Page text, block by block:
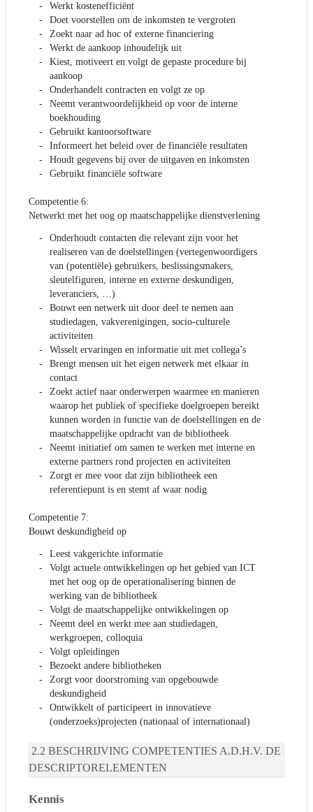
Werkt kostenefficiënt
Doet voorstellen om de inkomsten te vergroten
Zoekt naar ad hoc of externe financiering
Werkt de aankoop inhoudelijk uit
Kiest, motiveert en volgt de gepaste procedure bij
aankoop
Onderhandelt contracten en volgt ze op
Neemt verantwoordelijkheid op voor de interne
boekhouding
Gebruikt kantoorsoftware
Informeert het beleid over de financiële resultaten
Houdt gegevens bij over de uitgaven en inkomsten
Gebruikt financiële software
Competentie 6:
Netwerkt met het oog op maatschappelijke dienstverlening
Onderhoudt contacten die relevant zijn voor het
realiseren van de doelstellingen (vertegenwoordigers
van (potentiële) gebruikers, beslissingsmakers,
sleutelfiguren, interne en externe deskundigen,
leveranciers, …)
Bouwt een netwerk uit door deel te nemen aan
studiedagen, vakverenigingen, socio-culturele
activiteiten
Wisselt ervaringen en informatie uit met collega’s
Brengt mensen uit het eigen netwerk met elkaar in
contact
Zoekt actief naar onderwerpen waarmee en manieren
waarop het publiek of specifieke doelgroepen bereikt
kunnen worden in functie van de doelstellingen en de
maatschappelijke opdracht van de bibliotheek
Neemt initiatief om samen te werken met interne en
externe partners rond projecten en activiteiten
Zorgt er mee voor dat zijn bibliotheek een
referentiepunt is en stemt af waar nodig
Competentie 7:
Bouwt deskundigheid op
Leest vakgerichte informatie
Volgt actuele ontwikkelingen op het gebied van ICT
met het oog op de operationalisering binnen de
werking van de bibliotheek
Volgt de maatschappelijke ontwikkelingen op
Neemt deel en werkt mee aan studiedagen,
werkgroepen, colloquia
Volgt opleidingen
Bezoekt andere bibliotheken
Zorgt voor doorstroming van opgebouwde
deskundigheid
Ontwikkelt of participeert in innovatieve
(onderzoeks)projecten (nationaal of internationaal)
BESCHRIJVING COMPETENTIES A.D.H.V. DE
DESCRIPTORELEMENTEN
Kennis